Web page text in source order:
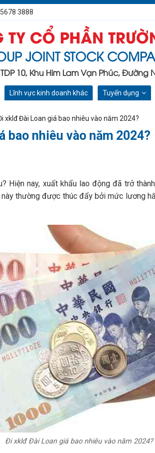
3888
TY CỔ PHẦN
JOINT STOCK
10, Khu Him Lam Vạn Phúc, Đường
Lĩnh vực kinh doanh khác Tuyển dụng
xklđ Đài Loan giá bao nhiêu vào năm 2024?
nhiêu vào năm 2024?
Hiện nay, xuất khẩu lao động đã trở
thường được thúc đẩy bởi mức lương
Đi xklđ Đài Loan giá bao nhiêu vào năm 2024?